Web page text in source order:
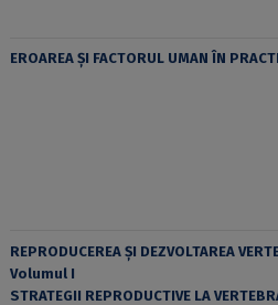
EROAREA ȘI FACTORUL UMAN ÎN
REPRODUCEREA ȘI DEZVOLTAREA
Volumul I
STRATEGII REPRODUCTIVE LA